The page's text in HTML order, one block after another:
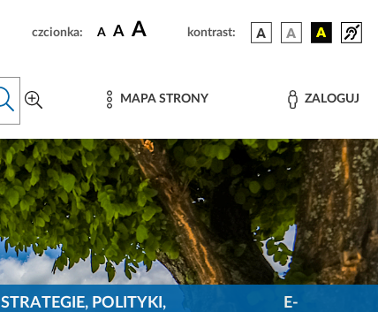
czcionka: A A A kontrast:
MAPA STRONY ZALOGUJ
STRATEGIE, POLITYKI,
E-